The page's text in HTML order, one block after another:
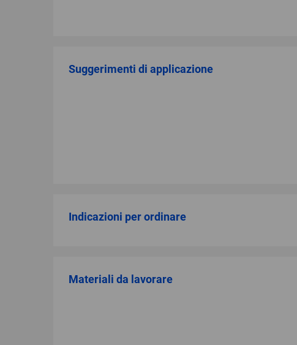
Suggerimenti di applicazione
Indicazioni per ordinare
Materiali da lavorare